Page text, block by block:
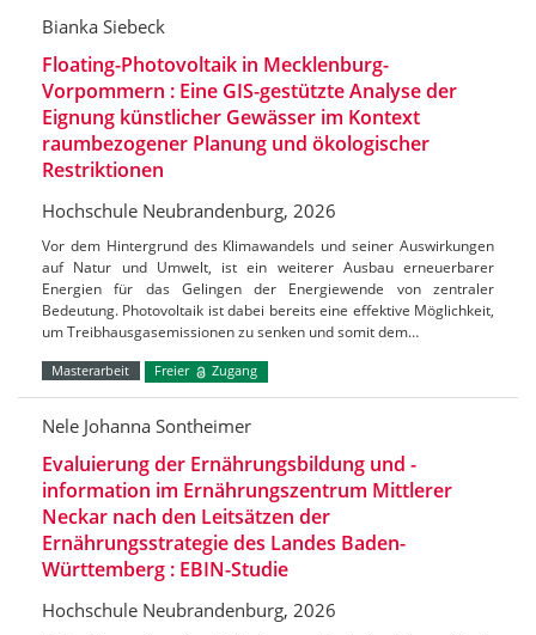
Bianka Siebeck
Floating-Photovoltaik in Mecklenburg-
Vorpommern : Eine GIS-gestützte Analyse der
Eignung künstlicher Gewässer im Kontext
raumbezogener Planung und ökologischer
Restriktionen
Hochschule Neubrandenburg, 2026
Vor dem Hintergrund des Klimawandels und seiner Auswirkungen
auf Natur und Umwelt, ist ein weiterer Ausbau erneuerbarer
Energien für das Gelingen der Energiewende von zentraler
Bedeutung. Photovoltaik ist dabei bereits eine effektive Möglichkeit,
um Treibhausgasemissionen zu senken und somit dem…
Masterarbeit Freier Zugang
Nele Johanna Sontheimer
Evaluierung der Ernährungsbildung und -
information im Ernährungszentrum Mittlerer
Neckar nach den Leitsätzen der
Ernährungsstrategie des Landes Baden-
Württemberg : EBIN-Studie
Hochschule Neubrandenburg, 2026